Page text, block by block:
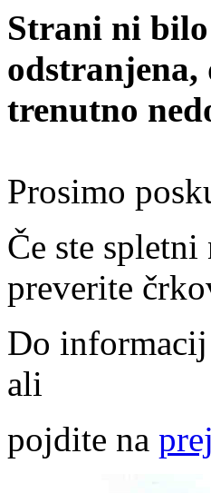
Strani ni
odstranjena,
trenutno
Prosimo
Če ste
preverite
Do
ali
pojdite na